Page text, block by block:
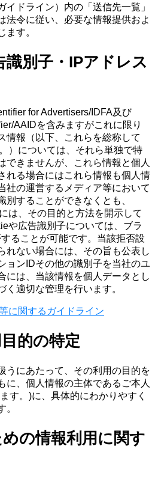
イドライン）内の「送信先一覧」
法令に従い、必要な情報提供およ
ます。
別子・IPアドレス
for Advertisers/IDFA及び
AAIDを含みますがこれに限り
情報（以下、これらを総称して
）については、それら単独で特
できませんが、これら情報と個人
れる場合にはこれら情報も個人情
社の運営するメディア等において
別することができなくとも、
は、その目的と方法を開示して
や広告識別子については、ブラ
ることが可能です。当該拒否設
れない場合には、その旨も公表し
ョンIDその他の識別子を当社のユ
には、当該情報を個人データとし
適切な管理を行います。
に関するガイドライン
的の特定
うにあたって、その利用の目的を
に、個人情報の主体であるご本人
す。)に、具体的にわかりやすく
。
の情報利用に関す